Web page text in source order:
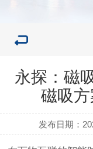
永探：磁
磁吸
发布日期：